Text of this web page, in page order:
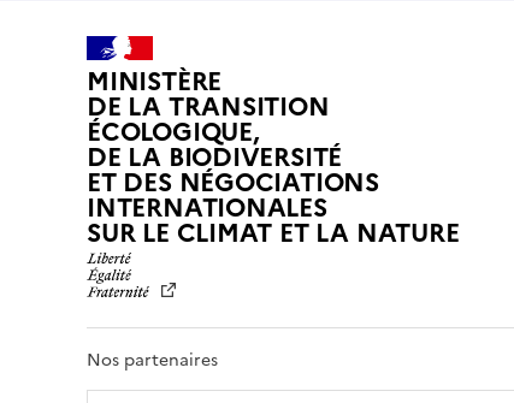
MINISTÈRE
DE LA TRANSITION
ÉCOLOGIQUE,
DE LA BIODIVERSITÉ
ET DES NÉGOCIATIONS
INTERNATIONALES
SUR LE CLIMAT ET LA NATUREL
R
É
Nos partenaires